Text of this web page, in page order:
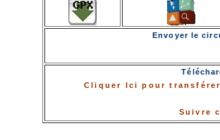
Envoyer le
Cliquer Ici pour
Suivre